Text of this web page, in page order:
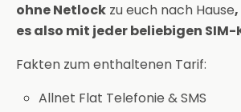
ohne Netlock zu euch nach Hause,
es also mit jeder beliebigen
Fakten zum enthaltenen Tarif:
Allnet Flat Telefonie & SMS